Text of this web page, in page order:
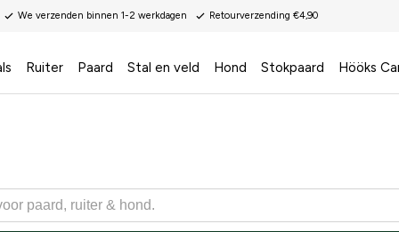
We verzenden binnen 1-2 werkdagen Retourverzending €4,90
Ruiter Paard Stal en veld Hond Stokpaard Hööks